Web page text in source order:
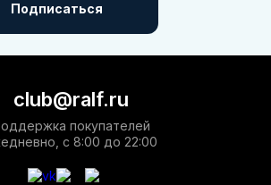
Подписаться
club@ralf.ru
покупателей
с 8:00 до 22:00